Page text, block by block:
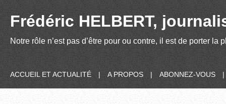
Frédéric HELBERT,
Notre rôle n’est pas d’être pour ou contre, il est de porter
ACCUEIL ET ACTUALITÉ | A PROPOS | ABONNEZ-VOUS |